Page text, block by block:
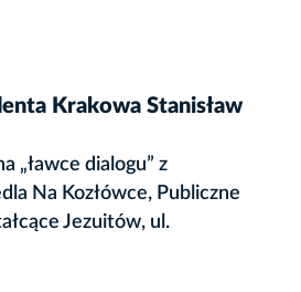
Krakowa Stanisław
„ławce dialogu” z
Na Kozłówce, Publiczne
Jezuitów, ul.